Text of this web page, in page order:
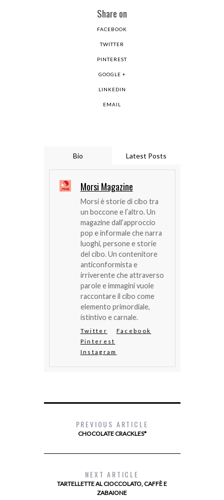
Share on
FACEBOOK
TWITTER
PINTEREST
GOOGLE +
LINKEDIN
EMAIL
Bio Latest Posts
Morsi Magazine
Morsi è storie di cibo tra
un boccone e l’altro. Un
magazine dall’approccio
pop e informale che narra
luoghi, persone e storie
del cibo. Un contenitore
anticonformista e
irriverente che attraverso
parole e immagini vuole
raccontare il cibo come
elemento primordiale,
istintivo e carnale.
Twitter
Facebook
Pinterest
Instagram
PREVIOUS ARTICLE
CHOCOLATE CRACKLES*
NEXT ARTICLE
TARTELLETTE AL CIOCCOLATO, CAFFÈ E
ZABAIONE